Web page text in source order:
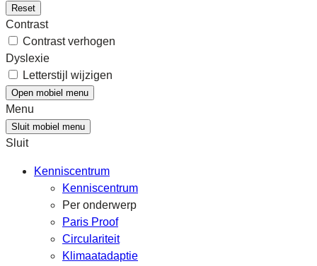
Reset
Contrast
Contrast verhogen
Dyslexie
Letterstijl wijzigen
Open mobiel menu
Menu
Sluit mobiel menu
Sluit
Kenniscentrum
Kenniscentrum
Per onderwerp
Paris Proof
Circulariteit
Klimaatadaptie